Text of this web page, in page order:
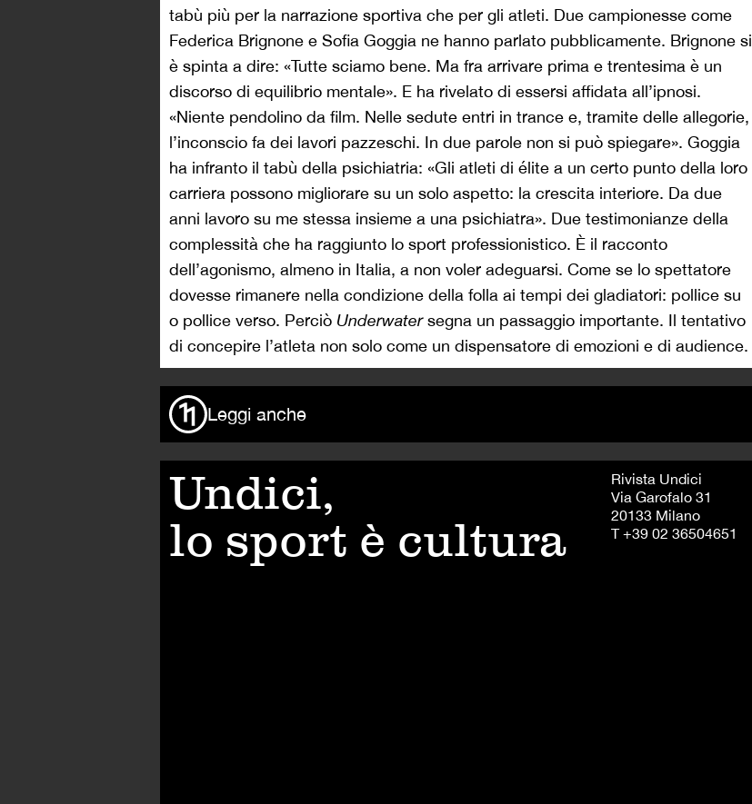
tabù più per la narrazione sportiva che per gli atleti. Due campionesse come
Federica Brignone e Sofia Goggia ne hanno parlato pubblicamente. Brignone si
è spinta a dire: «Tutte sciamo bene. Ma fra arrivare prima e trentesima è un
discorso di equilibrio mentale». E ha rivelato di essersi affidata all’ipnosi.
«Niente pendolino da film. Nelle sedute entri in trance e, tramite delle allegorie,
l’inconscio fa dei lavori pazzeschi. In due parole non si può spiegare». Goggia
ha infranto il tabù della psichiatria: «Gli atleti di élite a un certo punto della loro
carriera possono migliorare su un solo aspetto: la crescita interiore. Da due
anni lavoro su me stessa insieme a una psichiatra». Due testimonianze della
complessità che ha raggiunto lo sport professionistico. È il racconto
dell’agonismo, almeno in Italia, a non voler adeguarsi. Come se lo spettatore
dovesse rimanere nella condizione della folla ai tempi dei gladiatori: pollice su
o pollice verso. Perciò Underwatersegna un passaggio importante. Il tentativo
di concepire l’atleta non solo come un dispensatore di emozioni e di audience.
Leggi anche
Undici,
lo sport è cultura
Rivista Undici
Via Garofalo 31
20133 Milano
T +39 02 36504651